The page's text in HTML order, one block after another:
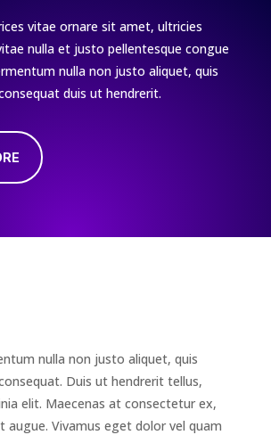
vitae ornare sit amet, ultricies
nulla et justo pellentesque congue
nulla non justo aliquet, quis
duis ut hendrerit.
nulla non justo aliquet, quis
Duis ut hendrerit tellus,
elit. Maecenas at consectetur ex,
augue. Vivamus eget dolor vel quam